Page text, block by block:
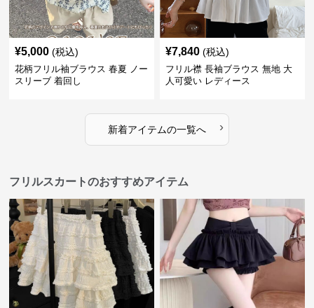
¥5,000 (税込)
花柄フリル袖ブラウス 春夏 ノー
スリーブ 着回し
¥7,840 (税込)
フリル襟 長袖ブラウス 無地 大
人可愛い レディース
新着アイテムの一覧へ ›
フリルスカートのおすすめアイテム